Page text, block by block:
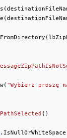
"Wybierz proszę
(